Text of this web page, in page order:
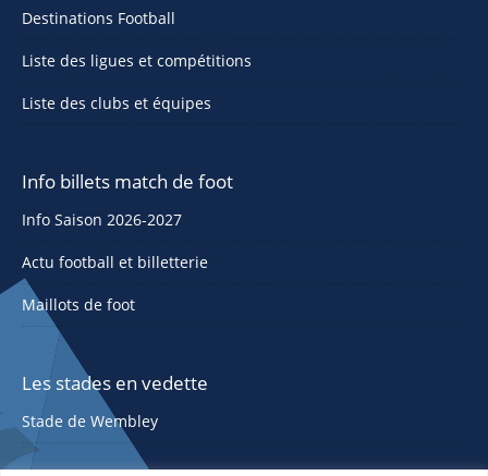
Destinations Football
Liste des ligues et compétitions
Liste des clubs et équipes
Info billets match de foot
Info Saison 2026-2027
Actu football et billetterie
Maillots de foot
Les stades en vedette
Stade de Wembley